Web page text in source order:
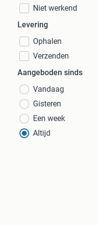
Niet werkend
Levering
Ophalen
Verzenden
Aangeboden sinds
Vandaag
Gisteren
Een week
Altijd